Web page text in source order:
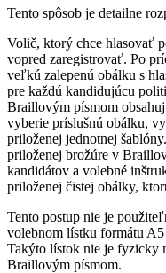
Tento spôsob je detailne
Volič, ktorý chce hlasovať
vopred zaregistrovať. Po
veľkú zalepenú obálku s
pre každú kandidujúcu
Braillovým písmom
vyberie príslušnú obálku,
priloženej jednotnej
priloženej brožúre v
kandidátov a volebné
priloženej čistej obálky,
Tento postup nie je
volebnom lístku formátu
Takýto lístok nie je fyzicky
Braillovým písmom.